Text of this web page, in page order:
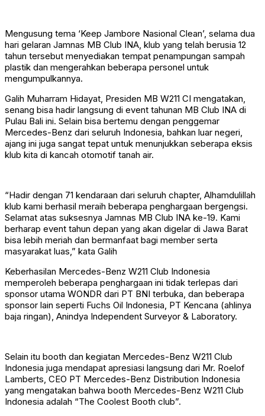
Mengusung tema ‘Keep Jambore Nasional Clean’, selama dua
hari gelaran Jamnas MB Club INA, klub yang telah berusia 12
tahun tersebut menyediakan tempat penampungan sampah
plastik dan mengerahkan beberapa personel untuk
mengumpulkannya.
Galih Muharram Hidayat, Presiden MB W211 CI mengatakan,
senang bisa hadir langsung di event tahunan MB Club INA di
Pulau Bali ini. Selain bisa bertemu dengan penggemar
Mercedes-Benz dari seluruh Indonesia, bahkan luar negeri,
ajang ini juga sangat tepat untuk menunjukkan seberapa eksis
klub kita di kancah otomotif tanah air.
“Hadir dengan 71 kendaraan dari seluruh chapter, Alhamdulillah
klub kami berhasil meraih beberapa penghargaan bergengsi.
Selamat atas suksesnya Jamnas MB Club INA ke-19. Kami
berharap event tahun depan yang akan digelar di Jawa Barat
bisa lebih meriah dan bermanfaat bagi member serta
masyarakat luas,” kata Galih
Keberhasilan Mercedes-Benz W211 Club Indonesia
memperoleh beberapa penghargaan ini tidak terlepas dari
sponsor utama WONDR dari PT BNI terbuka, dan beberapa
sponsor lain seperti Fuchs Oil Indonesia, PT Kencana (ahlinya
baja ringan), Anindya Independent Surveyor & Laboratory.
Selain itu booth dan kegiatan Mercedes-Benz W211 Club
Indonesia juga mendapat apresiasi langsung dari Mr. Roelof
Lamberts, CEO PT Mercedes-Benz Distribution Indonesia
yang mengatakan bahwa booth Mercedes-Benz W211 Club
Indonesia adalah “The Coolest Booth club”.